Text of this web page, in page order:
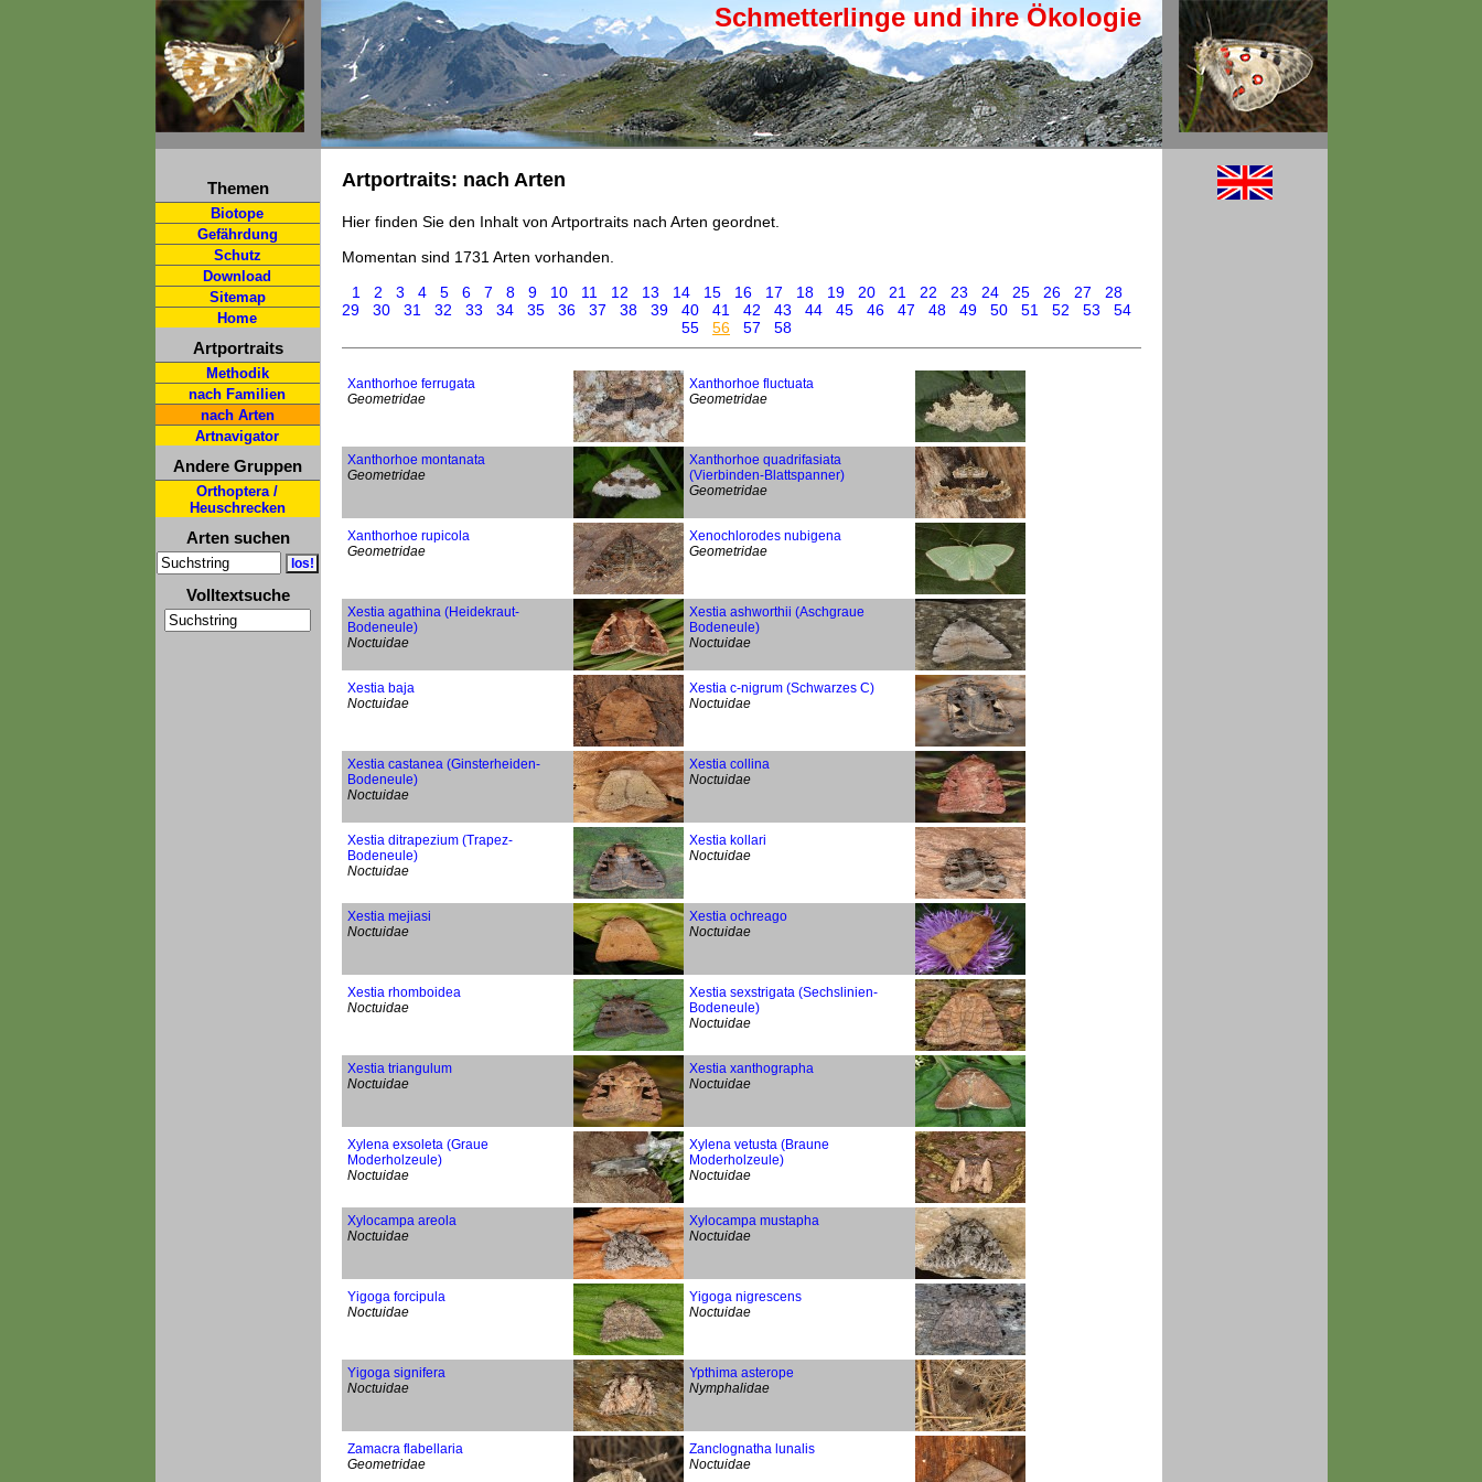
Schmetterlinge und ihre Ökologie
Themen
Biotope
Gefährdung
Schutz
Download
Sitemap
Home
Artportraits
Methodik
nach Familien
nach Arten
Artnavigator
Andere Gruppen
Orthoptera /
Heuschrecken
Arten suchen
Volltextsuche
Artportraits: nach Arten
Hier finden Sie den Inhalt von Artportraits nach Arten geordnet.
Momentan sind 1731 Arten vorhanden.
1
2 3 4 5 6 7 8 9 10 11 12 13 14 15 16 17 18 19 20 21 22 23 24 25 26 27
28
29
30 31 32 33 34 35 36 37 38 39 40 41 42 43 44 45 46 47 48 49 50 51 52 53
54
55
56 57 58
Xanthorhoe ferrugata
Geometridae
Xanthorhoe fluctuata
Geometridae
Xanthorhoe montanata
Geometridae
Xanthorhoe quadrifasiata
(Vierbinden-Blattspanner)
Geometridae
Xanthorhoe rupicola
Geometridae
Xenochlorodes nubigena
Geometridae
Xestia agathina (Heidekraut-
Bodeneule)
Noctuidae
Xestia ashworthii (Aschgraue
Bodeneule)
Noctuidae
Xestia baja
Noctuidae
Xestia c-nigrum (Schwarzes C)
Noctuidae
Xestia castanea (Ginsterheiden-
Bodeneule)
Noctuidae
Xestia collina
Noctuidae
Xestia ditrapezium (Trapez-
Bodeneule)
Noctuidae
Xestia kollari
Noctuidae
Xestia mejiasi
Noctuidae
Xestia ochreago
Noctuidae
Xestia rhomboidea
Noctuidae
Xestia sexstrigata (Sechslinien-
Bodeneule)
Noctuidae
Xestia triangulum
Noctuidae
Xestia xanthographa
Noctuidae
Xylena exsoleta (Graue
Moderholzeule)
Noctuidae
Xylena vetusta (Braune
Moderholzeule)
Noctuidae
Xylocampa areola
Noctuidae
Xylocampa mustapha
Noctuidae
Yigoga forcipula
Noctuidae
Yigoga nigrescens
Noctuidae
Yigoga signifera
Noctuidae
Ypthima asterope
Nymphalidae
Zamacra flabellaria
Geometridae
Zanclognatha lunalis
Noctuidae